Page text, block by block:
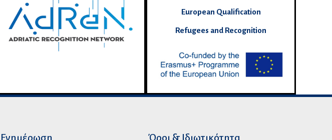
European Qualification
Refugees and Recognition
Ενημέρωση Όροι & Ιδιωτικότητα